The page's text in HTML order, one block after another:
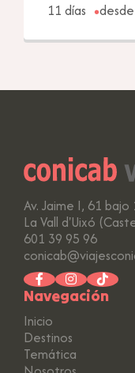
11 días
Av. Jaime I, 61 bajo
La Vall d'Uixó
601 39 95 96
Navegación
Inicio
Destinos
Temática